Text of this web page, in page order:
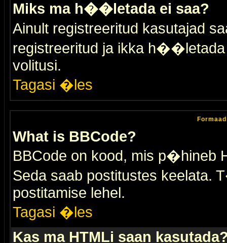
Miks ma h��letada ei saa?
Ainult registreeritud kasutajad
registreeritud ja ikka h��letada
volitusi.
Tagasi �les
What is BBCode?
BBCode on kood, mis p�hineb
Seda saab postitustes keelata.
postitamise lehel.
Tagasi �les
Kas ma HTMLi saan